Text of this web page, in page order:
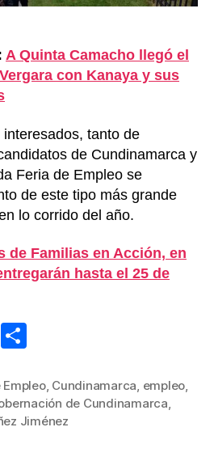
A Quinta Camacho llegó el
con Kanaya y sus
tanto de
de Cundinamarca y
Feria de Empleo se
de este tipo más grande
lo corrido del año.
de Familias en Acción, en
hasta el 25 de
Pi
m
p
, Cundinamarca, empleo,
de Cundinamarca,
Jiménez